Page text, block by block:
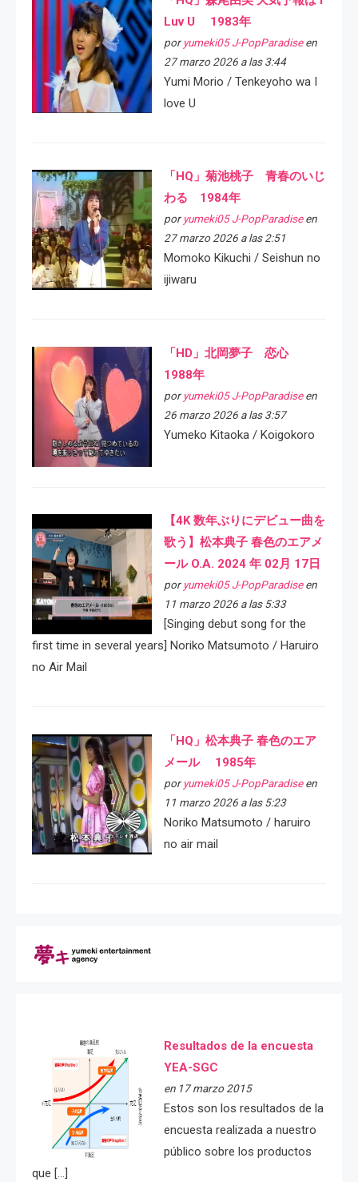
Luv U 1983年
por yumeki05 J-PopParadiseen
27 marzo 2026 a las 3:44
Yumi Morio / Tenkeyoho wa I
love U
「HQ」菊池桃子 青春のいじ
わる 1984年
por yumeki05 J-PopParadiseen
27 marzo 2026 a las 2:51
Momoko Kikuchi / Seishun no
ijiwaru
「HD」北岡夢子 恋心
1988年
por yumeki05 J-PopParadiseen
26 marzo 2026 a las 3:57
Yumeko Kitaoka / Koigokoro
【4K 数年ぶりにデビュー曲を
歌う】松本典子 春色のエアメ
ール O.A. 2024 年 02月 17日
por yumeki05 J-PopParadiseen
11 marzo 2026 a las 5:33
[Singing debut song for the
first time in several years] Noriko Matsumoto / Haruiro
no Air Mail
「HQ」松本典子 春色のエア
メール 1985年
por yumeki05 J-PopParadiseen
11 marzo 2026 a las 5:23
Noriko Matsumoto / haruiro
no air mail
Resultados de la encuesta
YEA-SGC
en 17 marzo 2015
Estos son los resultados de la
encuesta realizada a nuestro
público sobre los productos
que […]